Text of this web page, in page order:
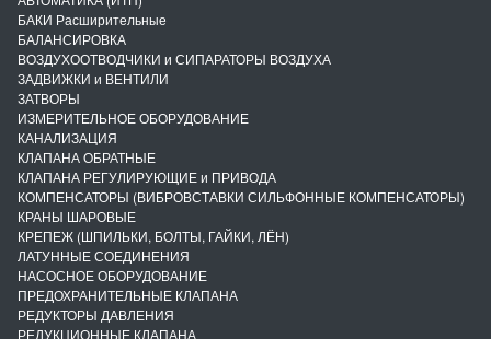
БАКИ Расширительные
БАЛАНСИРОВКА
ВОЗДУХООТВОДЧИКИ и СИПАРАТОРЫ ВОЗДУХА
ЗАДВИЖКИ и ВЕНТИЛИ
ЗАТВОРЫ
ИЗМЕРИТЕЛЬНОЕ ОБОРУДОВАНИЕ
КАНАЛИЗАЦИЯ
КЛАПАНА ОБРАТНЫЕ
КЛАПАНА РЕГУЛИРУЮЩИЕ и ПРИВОДА
КОМПЕНСАТОРЫ (ВИБРОВСТАВКИ СИЛЬФОННЫЕ КОМПЕНСАТОРЫ)
КРАНЫ ШАРОВЫЕ
КРЕПЕЖ (ШПИЛЬКИ, БОЛТЫ, ГАЙКИ, ЛЁН)
ЛАТУННЫЕ СОЕДИНЕНИЯ
НАСОСНОЕ ОБОРУДОВАНИЕ
ПРЕДОХРАНИТЕЛЬНЫЕ КЛАПАНА
РЕДУКТОРЫ ДАВЛЕНИЯ
РЕДУКЦИОННЫЕ КЛАПАНА